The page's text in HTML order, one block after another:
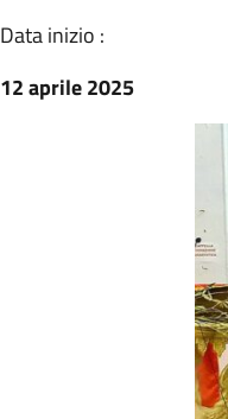
Data inizio :
12 aprile 2025